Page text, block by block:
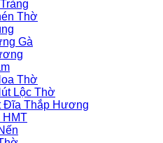
Thờ
Gà
Thờ
Lộc Thờ
Đĩa Thắp Hương
HMT